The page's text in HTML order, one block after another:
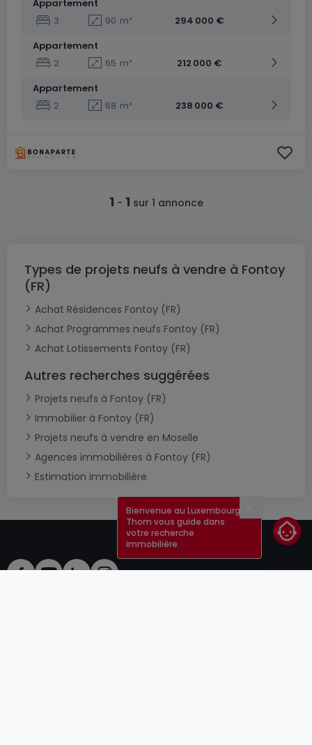
Appartement
3
90 m²
294 000 €
Appartement
2
65 m²
212 000 €
Appartement
2
68 m² 238 000 €
1 - 1 sur 1 annonce
Types de projets neufs à vendre à Fontoy
(FR)
Achat Résidences Fontoy (FR)
Achat Programmes neufs Fontoy (FR)
Achat Lotissements Fontoy (FR)
Autres recherches suggérées
Projets neufs à Fontoy (FR)
Immobilier à Fontoy (FR)
Projets neufs à vendre en Moselle
Agences immobilières à Fontoy (FR)
Estimation immobilière
Fermer
Bienvenue au Luxembourg !
Thom vous guide dans
votre recherche
immobilière.